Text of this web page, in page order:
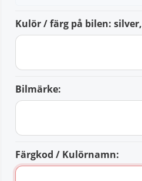
Kulör / färg på bilen:
Bilmärke:
Färgkod / Kulörnamn: